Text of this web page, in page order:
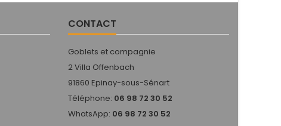
CONTACT
Goblets et compagnie
2 Villa Offenbach
91860 Epinay-sous-Sénart
Téléphone: 06 98 72 30 52
WhatsApp: 06 98 72 30 52